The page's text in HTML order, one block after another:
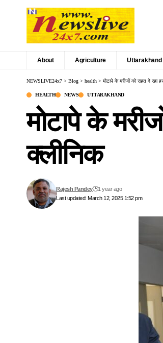
About Agriculture Uttarakhand
NEWSLIVE24x7 > Blog > health > मोटापे के मरीजों को राहत दे रहा
HEALTH NEWS UTTARAKHAND
मोटापे के
क्लीनिक
Last updated: March 12, 2025 1:52 pm
Rajesh Pandey 1 year ago